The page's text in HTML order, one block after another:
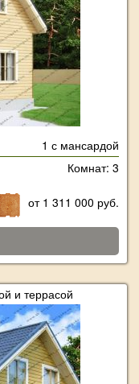
1 с мансардой
Комнат: 3
от 1 311 000 руб.
и террасой